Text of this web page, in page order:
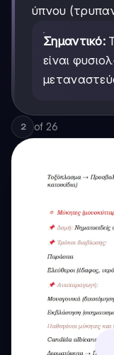
ύπνου
Σημαντικό:
είναι
2 of 26